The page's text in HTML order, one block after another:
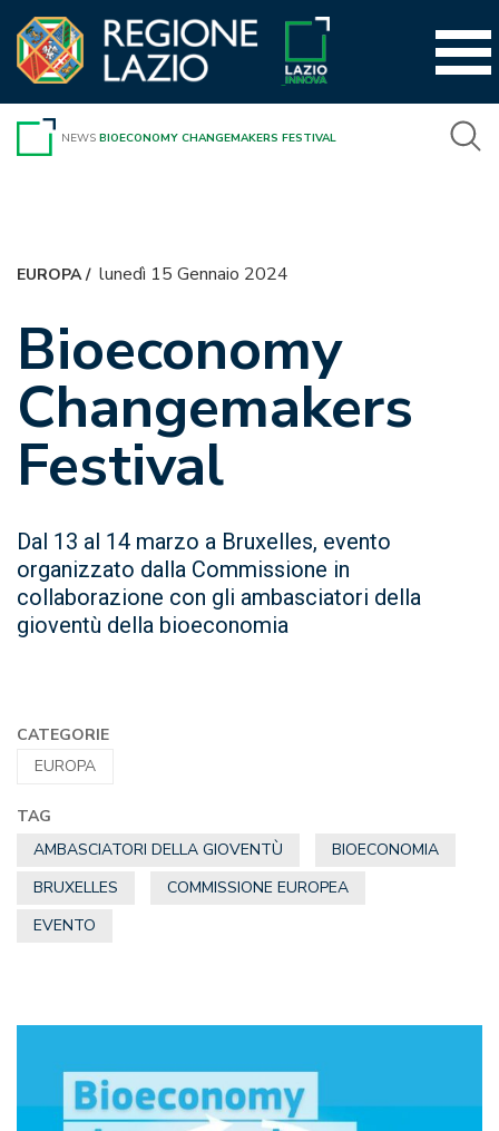
contenuto
NEWS BIOECONOMY CHANGEMAKERS FESTIVAL
EUROPA/ lunedì 15 Gennaio 2024
Bioeconomy
Changemakers
Festival
Dal 13 al 14 marzo a Bruxelles, evento
organizzato dalla Commissione in
collaborazione con gli ambasciatori della
gioventù della bioeconomia
CATEGORIE
EUROPA
TAG
AMBASCIATORI DELLA GIOVENTÙ
BIOECONOMIA
BRUXELLES
COMMISSIONE EUROPEA
EVENTO